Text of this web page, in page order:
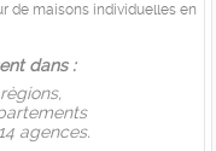
de maisons individuelles en
dans :
agences.